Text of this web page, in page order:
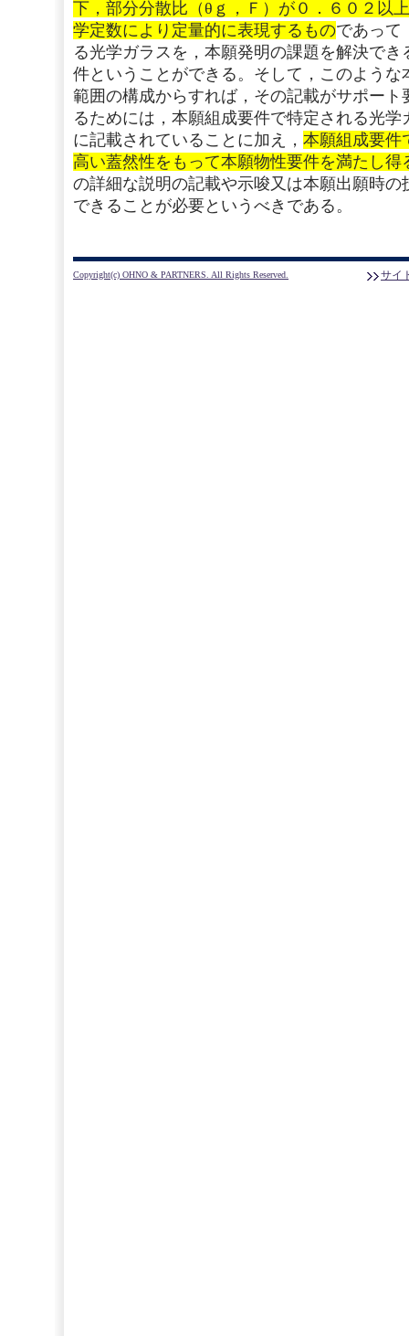
下，部分分散比（θｇ，Ｆ）が０．６０２以
学定数により定量的に表現するものであって
る光学ガラスを，本願発明の課題を解決で
件ということができる。そして，このよう
範囲の構成からすれば，その記載がサポー
るためには，本願組成要件で特定される光
に記載されていることに加え， 本願組成要件
高い蓋然性をもって本願物性要件を満たし得
の詳細な説明の記載や示唆又は本願出願時
できることが必要というべきである。
Copyright(c) OHNO & PARTNERS. All Rights Reserved. サイ